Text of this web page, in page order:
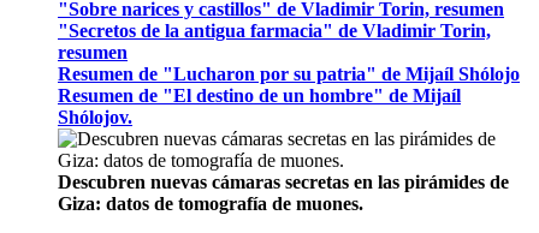
"Sobre narices y castillos" de Vladimir Torin, resumen
"Secretos de la antigua farmacia" de Vladimir Torin,
resumen
Resumen de "Lucharon por su patria" de Mijaíl Shólojo
Resumen de "El destino de un hombre" de Mijaíl
Shólojov.
Descubren nuevas cámaras secretas en las pirámides de
Giza: datos de tomografía de muones.